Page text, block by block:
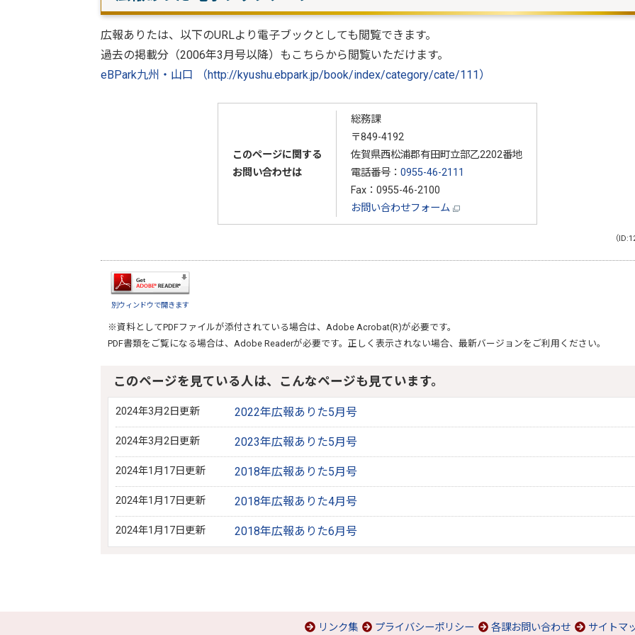
広報ありたは、以下のURLより電子ブックとしても閲覧できます。
過去の掲載分（2006年3月号以降）もこちらから閲覧いただけます。
eBPark九州・山口 （http://kyushu.ebpark.jp/book/index/category/cate/111）
このページに関する
お問い合わせは
総務課
〒849-4192
佐賀県西松浦郡有田町立部乙2202番地
電話番号： 0955-46-2111
Fax：0955-46-2100
お問い合わせフォーム
（
別ウィンドウで開きます
※資料としてPDFファイルが添付されている場合は、 Adobe Acrobat(R)が必要です。
PDF書類をご覧になる場合は、 Adobe Readerが必要です。正しく表示されない場合、最新バージョンをご利用ください。
このページを見ている人は、こんなページも見ています。
2024年3月2日更新 2022年広報ありた5月号
2024年3月2日更新 2023年広報ありた5月号
2024年1月17日更新 2018年広報ありた5月号
2024年1月17日更新 2018年広報ありた4月号
2024年1月17日更新 2018年広報ありた6月号
リンク集 プライバシーポリシー 各課お問い合わせ サイトマ